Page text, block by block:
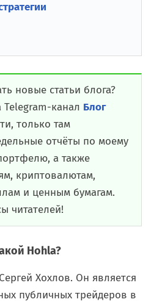
новые статьи блога?
канал Блог
только там
отчёты по моему
а также
криптовалютам,
и ценным бумагам.
читателей!
Hohla?
Хохлов. Он является
публичных трейдеров в